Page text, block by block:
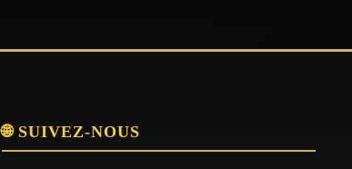
🌐 SUIVEZ-NOUS